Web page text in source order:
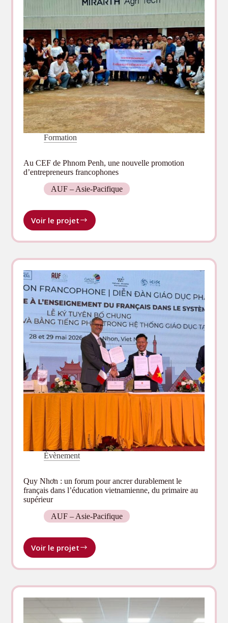
projet
P3E
Formation
Au CEF de Phnom Penh, une nouvelle promotion
d’entrepreneurs francophones
AUF – Asie-Pacifique
Voir le projet
Au
de
une
nouvelle
promotion
d’entrepreneurs
francophones
Évènement
Quy Nhơn : un forum pour ancrer durablement le
français dans l’éducation vietnamienne, du primaire au
supérieur
AUF – Asie-Pacifique
Voir le projet
Quy
un
durablement